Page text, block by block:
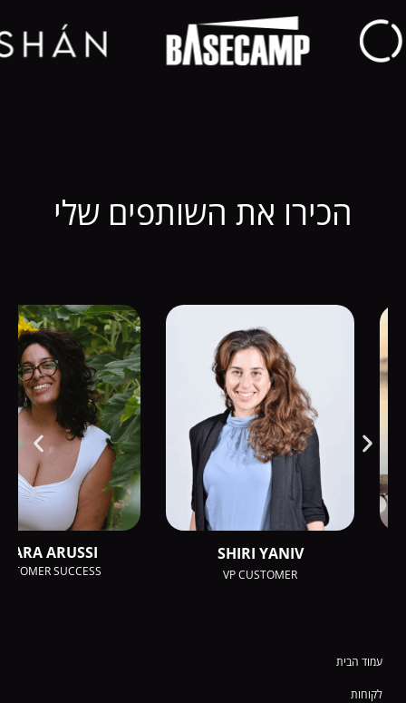
הכירו את השותפים שלי
SHIRI YANIV
VP CUSTOMER
ATARA ARUSSI
CUSTOMER SUCCESS
עמוד הבית
לקוחות